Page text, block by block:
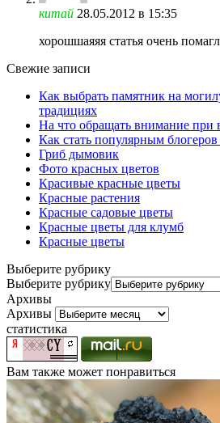
китай 28.05.2012 в 15:35
хорошшаяяя статья очень
Свежие записи
Как выбрать памятник на
традициях
На что обращать внимание при
Как стать популярным
Гриб дымовик
Фото красных цветов
Красивые красные цветы
Красные растения
Красные садовые цветы
Красные цветы для клумб
Красные цветы
Выберите рубрику
Выберите рубрику
Архивы
Архивы
статистика
Вам также может понравиться